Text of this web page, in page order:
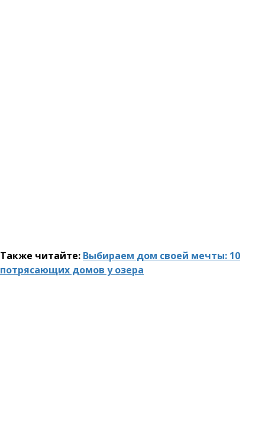
Также читайте: Выбираем дом своей мечты: 10
потрясающих домов у озера